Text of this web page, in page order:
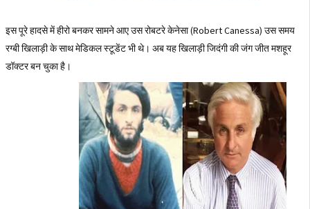
इस पूरे हादसे में हीरो बनकर सामने आए उस रोबटरे केनेसा (Robert Canessa) उस समय
रग्बी खिलाड़ी के साथ मेडिकल स्टूडेंट भी थे। अब यह खिलाड़ी जिदंगी की जंग जीत मशहूर
डॉक्टर बन चुका है।